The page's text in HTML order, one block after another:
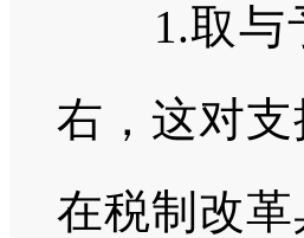
1.取与予
右，这对
在税制改